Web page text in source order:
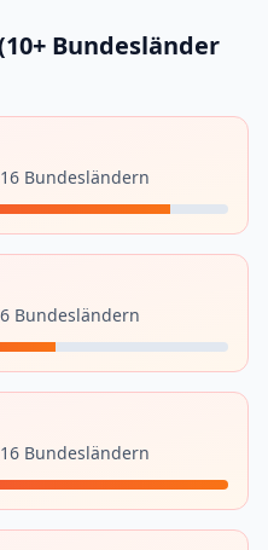
Bundesländer
Bundesländern
Bundesländern
Bundesländern